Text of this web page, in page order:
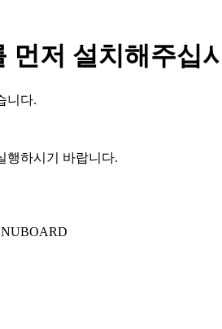
먼저 설치해주십
니다.
행하시기 바랍니다.